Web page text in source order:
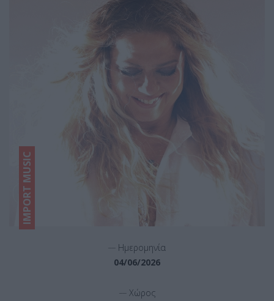
IMPORT MUSIC
Ημερομηνία
04/06/2026
Χώρος